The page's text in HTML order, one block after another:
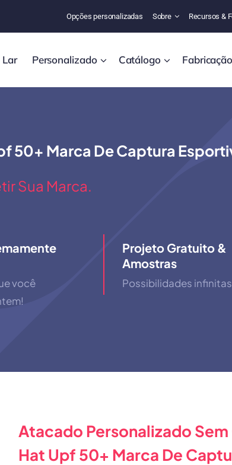
Opções personalizadas Sobre Recursos &
Lar Personalizado Catálogo Fabricação
50+ Marca De Captura
Sua Marca.
você
Projeto Gratuito &
Amostras
Possibilidades
Atacado Personalizado
Hat Upf 50+ Marca De